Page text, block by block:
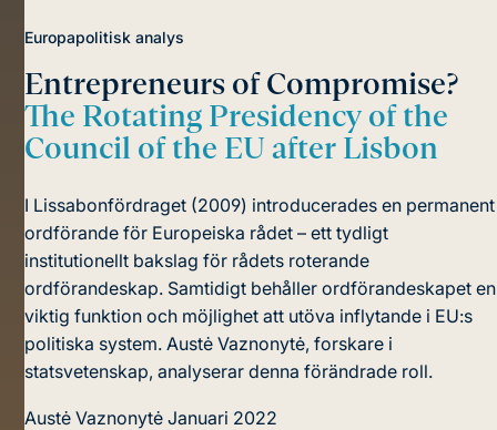
Europapolitisk analys
Entrepreneurs of Compromise?
The Rotating Presidency of the
Council of the EU after Lisbon
I Lissabonfördraget (2009) introducerades en permanent
ordförande för Europeiska rådet – ett tydligt
institutionellt bakslag för rådets roterande
ordförandeskap. Samtidigt behåller ordförandeskapet en
viktig funktion och möjlighet att utöva inflytande i EU:s
politiska system. Austė Vaznonytė, forskare i
statsvetenskap, analyserar denna förändrade roll.
Austė Vaznonytė Januari 2022